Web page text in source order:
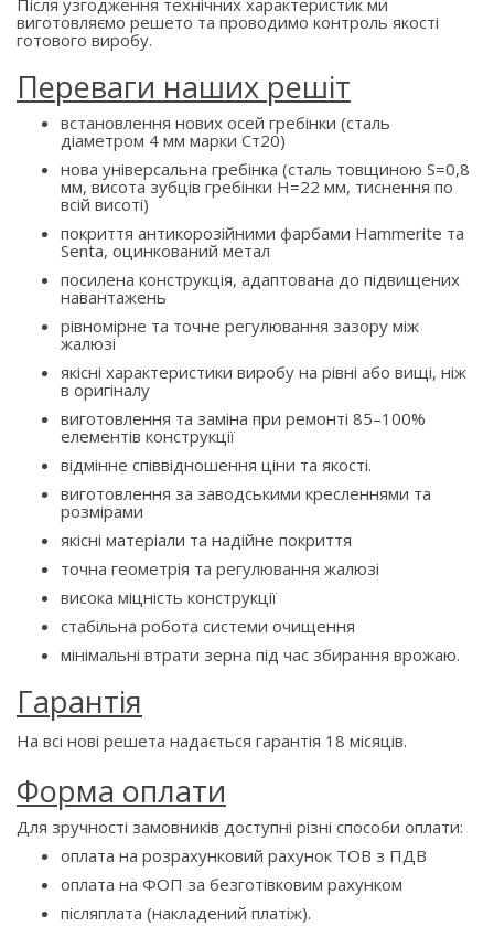
Після узгодження технічних характеристик ми
виготовляємо решето та проводимо контроль якості
готового виробу.
Переваги наших решіт
встановлення нових осей гребінки (сталь
діаметром 4 мм марки Ст20)
нова універсальна гребінка (сталь товщиною S=0,8
мм, висота зубців гребінки H=22 мм, тиснення по
всій висоті)
покриття антикорозійними фарбами Hammerite та
Senta, оцинкований метал
посилена конструкція, адаптована до підвищених
навантажень
рівномірне та точне регулювання зазору між
жалюзі
якісні характеристики виробу на рівні або вищі, ніж
в оригіналу
виготовлення та заміна при ремонті 85–100%
елементів конструкції
відмінне співвідношення ціни та якості.
виготовлення за заводськими кресленнями та
розмірами
якісні матеріали та надійне покриття
точна геометрія та регулювання жалюзі
висока міцність конструкції
стабільна робота системи очищення
мінімальні втрати зерна під час збирання врожаю.
Гарантія
На всі нові решета надається гарантія 18 місяців.
Форма оплати
Для зручності замовників доступні різні способи оплати:
оплата на розрахунковий рахунок ТОВ з ПДВ
оплата на ФОП за безготівковим рахунком
післяплата (накладений платіж).